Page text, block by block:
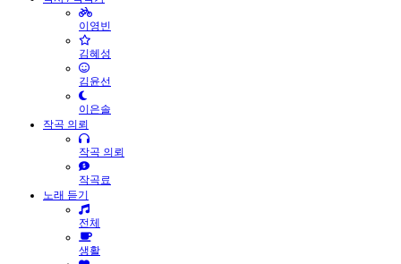
이영빈
김혜성
김윤선
이은솔
작곡 의뢰
작곡 의뢰
작곡료
노래 듣기
전체
생활